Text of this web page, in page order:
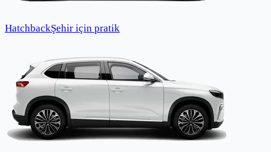
HatchbackŞehir için pratik